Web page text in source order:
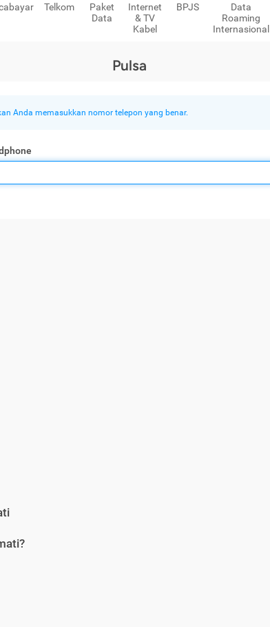
Telkom
Paket
Data
Internet
& TV
Kabel
BPJS
Data
Roaming
Internasional
Pulsa
Anda memasukkan nomor telepon yang benar.